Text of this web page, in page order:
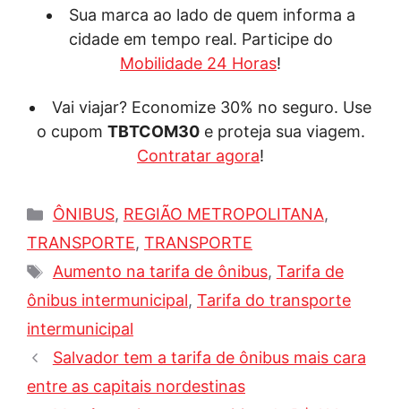
Sua marca ao lado de quem informa a
cidade em tempo real. Participe do
Mobilidade 24 Horas!
Vai viajar? Economize 30% no seguro. Use
o cupom TBTCOM30e proteja sua viagem.
Contratar agora!
Categorias
ÔNIBUS, REGIÃO METROPOLITANA,
TRANSPORTE, TRANSPORTE
Tags
Aumento na tarifa de ônibus, Tarifa de
ônibus intermunicipal, Tarifa do transporte
intermunicipal
Salvador tem a tarifa de ônibus mais cara
entre as capitais nordestinas